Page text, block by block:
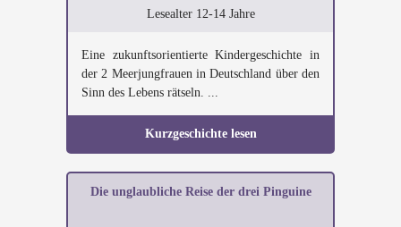
Lesealter 12-14 Jahre
Eine zukunftsorientierte Kindergeschichte in
der 2 Meerjungfrauen in Deutschland über den
Sinn des Lebens rätseln. ...
Kurzgeschichte lesen
Die unglaubliche Reise der drei Pinguine